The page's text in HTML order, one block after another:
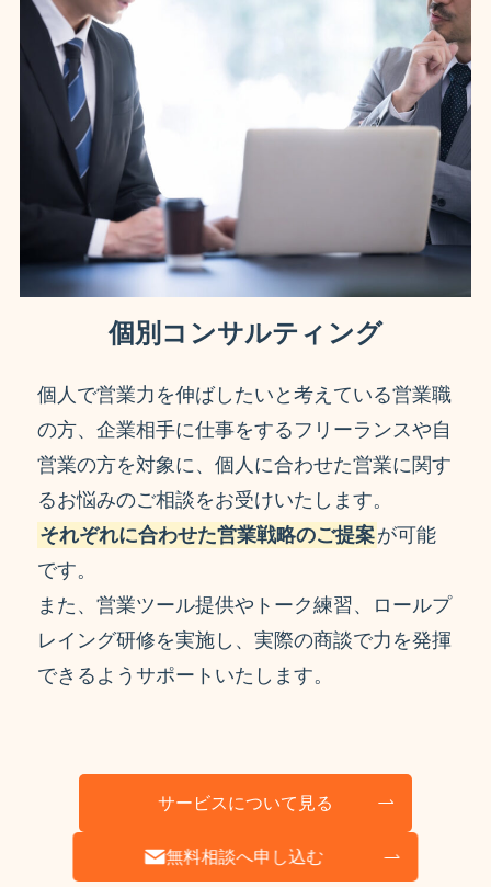
個別コンサルティング
個人で営業力を伸ばしたいと考えている営業職
の方、企業相手に仕事をするフリーランスや自
営業の方を対象に、個人に合わせた営業に関す
るお悩みのご相談をお受けいたします。
それぞれに合わせた営業戦略のご提案が可能
です。
また、営業ツール提供やトーク練習、ロールプ
レイング研修を実施し、実際の商談で力を発揮
できるようサポートいたします。
サービスについて見る
無料相談へ申し込む